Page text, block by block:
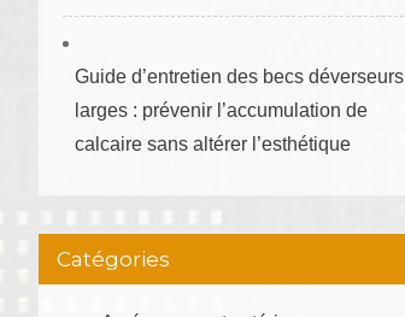
Guide d’entretien des becs déverseurs
larges : prévenir l’accumulation de
calcaire sans altérer l’esthétique
Catégories